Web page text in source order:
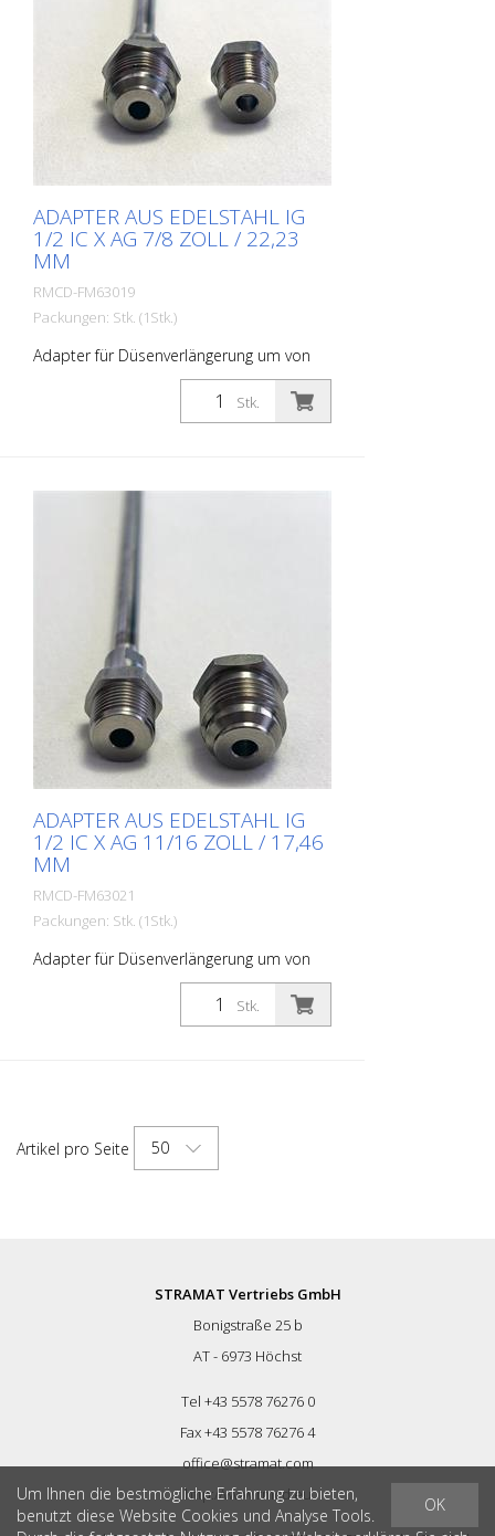
ADAPTER AUS EDELSTAHL IG
1/2 IC X AG 7/8 ZOLL / 22,23
MM
RMCD-FM63019
Packungen: Stk. (1Stk.)
Adapter für Düsenverlängerung um von
11/16 Zoll (17,46 mm) auf 7/8 Zoll (22,23
mm) anzupassen. Auf Seite des
Düsenhalters/Airlessdüse. Made in
Stk.
ADAPTER AUS EDELSTAHL IG
1/2 IC X AG 11/16 ZOLL / 17,46
MM
RMCD-FM63021
Packungen: Stk. (1Stk.)
Adapter für Düsenverlängerung um von
7/8 Zoll (22,23 mm) auf 11/16 Zoll (17,46
mm) anzupassen. Auf Seite des
Düsenhalters/Airlessdüse. Made in
Stk.
Artikel pro Seite 50
STRAMAT Vertriebs GmbH
Bonigstraße 25 b
AT - 6973 Höchst
Tel +43 5578 76276 0
Fax +43 5578 76276 4
office@stramat.com
http://www.rmcd.eu
OK
Um Ihnen die bestmögliche Erfahrung zu bieten,
benutzt diese Website Cookies und Analyse Tools.